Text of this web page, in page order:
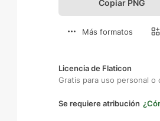
Copiar PNG
Más formatos
Licencia de Flaticon
Gratis para uso personal o
Se requiere atribución